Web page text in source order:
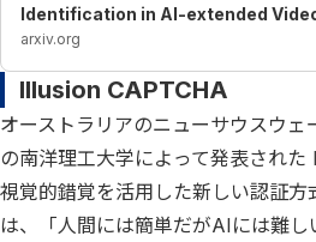
Identification in AI-extended
arxiv.org
Illusion CAPTCHA
オーストラリアのニューサウスウ
の南洋理工大学によって発表され
視覚的錯覚を活用した新しい認証
は、「人間には簡単だがAIには難